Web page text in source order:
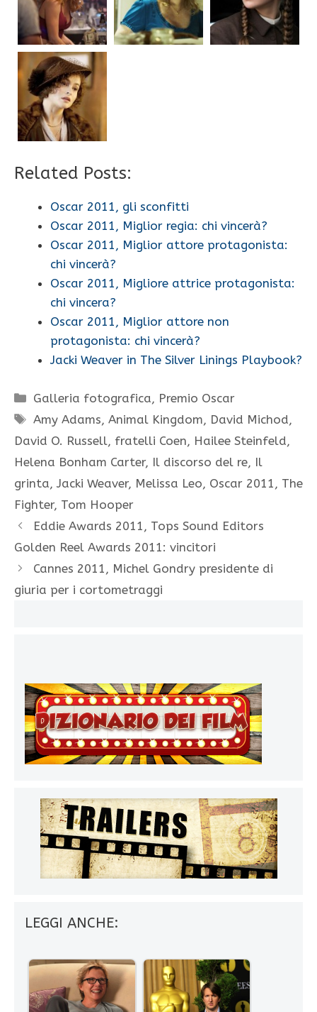
Related Posts:
Oscar 2011, gli sconfitti
Oscar 2011, Miglior regia: chi vincerà?
Oscar 2011, Miglior attore protagonista:
chi vincerà?
Oscar 2011, Migliore attrice protagonista:
chi vincera?
Oscar 2011, Miglior attore non
protagonista: chi vincerà?
Jacki Weaver in The Silver Linings Playbook?
Categorie
Galleria fotografica, Premio Oscar
Tag
Amy Adams,Animal Kingdom, David Michod,
David O. Russell, fratelli Coen, Hailee Steinfeld,
Helena Bonham Carter, Il discorso del re, Il
grinta, Jacki Weaver, Melissa Leo, Oscar 2011 , The
Fighter, Tom Hooper
Eddie Awards 2011, Tops Sound Editors
Golden Reel Awards 2011: vincitori
Cannes 2011, Michel Gondry presidente di
giuria per i cortometraggi
LEGGI ANCHE: